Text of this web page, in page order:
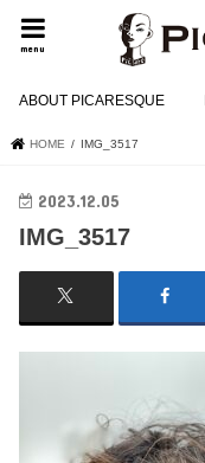
menu
ABOUT PICARESQUE
HOME IMG_3517
2023.12.05
IMG_3517